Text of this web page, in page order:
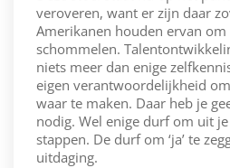
veroveren, want er zijn daar
Amerikanen houden ervan
schommelen.
niets meer dan enige
eigen verantwoordelijkheid
waar te maken. Daar heb je
nodig. Wel enige durf om uit
stappen. De durf om ‘ja’ te
uitdaging.